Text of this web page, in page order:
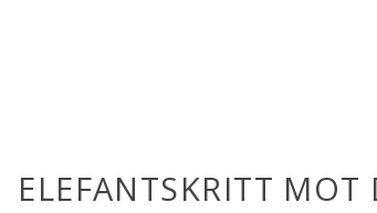
ELEFANTSKRITT MOT